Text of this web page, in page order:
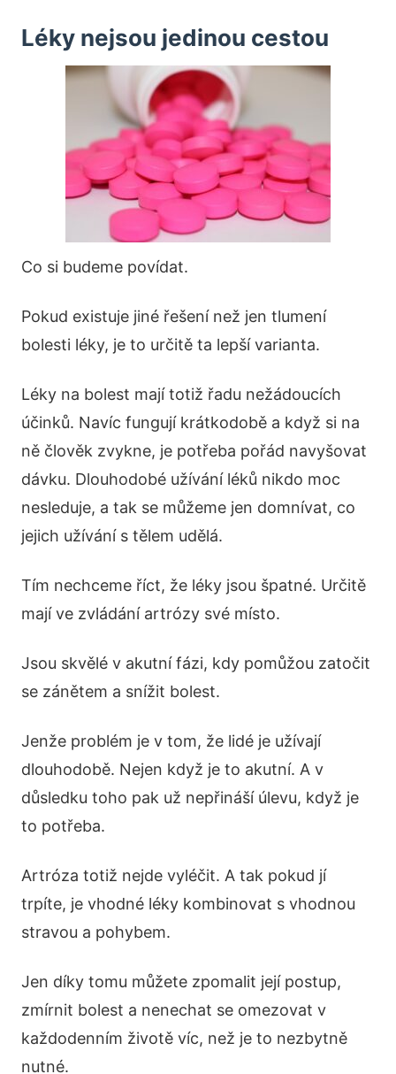
Léky nejsou jedinou cestou
Co si budeme povídat.
Pokud existuje jiné řešení než jen tlumení
bolesti léky, je to určitě ta lepší varianta.
Léky na bolest mají totiž řadu nežádoucích
účinků. Navíc fungují krátkodobě a když si na
ně člověk zvykne, je potřeba pořád navyšovat
dávku. Dlouhodobé užívání léků nikdo moc
nesleduje, a tak se můžeme jen domnívat, co
jejich užívání s tělem udělá.
Tím nechceme říct, že léky jsou špatné. Určitě
mají ve zvládání artrózy své místo.
Jsou skvělé v akutní fázi, kdy pomůžou zatočit
se zánětem a snížit bolest.
Jenže problém je v tom, že lidé je užívají
dlouhodobě. Nejen když je to akutní. A v
důsledku toho pak už nepřináší úlevu, když je
to potřeba.
Artróza totiž nejde vyléčit. A tak pokud jí
trpíte, je vhodné léky kombinovat s vhodnou
stravou a pohybem.
Jen díky tomu můžete zpomalit její postup,
zmírnit bolest a nenechat se omezovat v
každodenním životě víc, než je to nezbytně
nutné.